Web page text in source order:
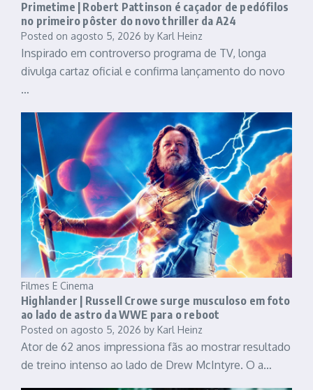
Primetime | Robert Pattinson é caçador de pedófilos
no primeiro pôster do novo thriller da A24
Posted on agosto 5, 2026 by Karl Heinz
Inspirado em controverso programa de TV, longa
divulga cartaz oficial e confirma lançamento do novo
…
Filmes E Cinema
Highlander | Russell Crowe surge musculoso em foto
ao lado de astro da WWE para o reboot
Posted on agosto 5, 2026 by Karl Heinz
Ator de 62 anos impressiona fãs ao mostrar resultado
de treino intenso ao lado de Drew McIntyre. O a…